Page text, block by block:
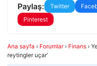
Paylaş: Twitter
Pinterest
Ana sayfa › Forumlar › Finans ›
reytingler uçar’